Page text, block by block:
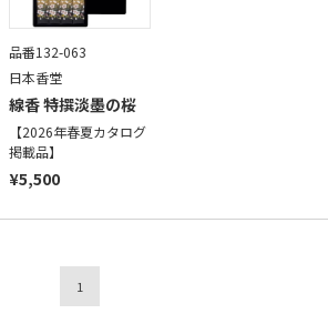
品番132-063
日本香堂
線香 特撰淡墨の桜
【2026年春夏カタログ
掲載品】
¥5,500
1